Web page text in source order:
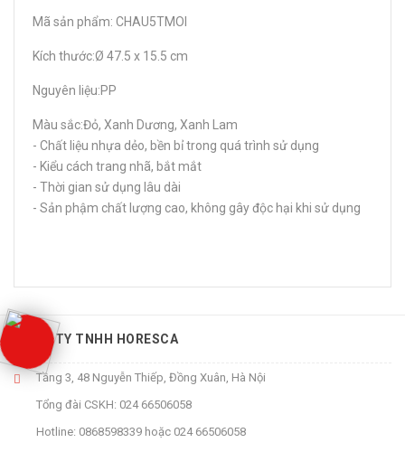
Mã sản phẩm: CHAU5TMOI
Kích thước:Ø 47.5 x 15.5 cm
Nguyên liệu:PP
Màu sắc:Đỏ, Xanh Dương, Xanh Lam
- Chất liệu nhựa dẻo, bền bỉ trong quá trình sử dụng
- Kiểu cách trang nhã, bắt mắt
- Thời gian sử dụng lâu dài
- Sản phậm chất lượng cao, không gây độc hại khi sử dụng
CÔNG TY TNHH HORESCA
Tầng 3, 48 Nguyễn Thiếp, Đồng Xuân, Hà Nội
Tổng đài CSKH: 024 66506058
Hotline: 0868598339 hoặc 024 66506058